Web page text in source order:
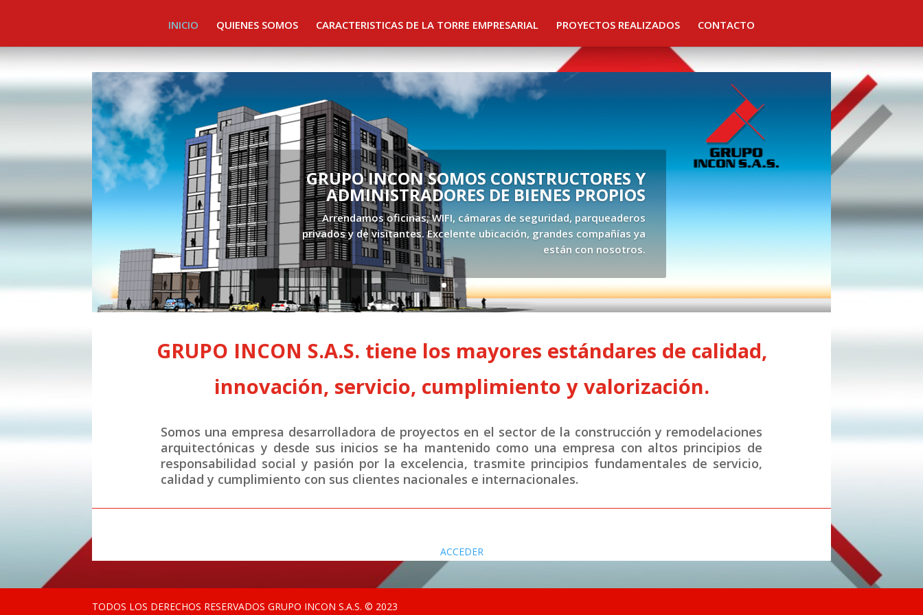
INICIO QUIENES SOMOS CARACTERISTICAS DE LA TORRE EMPRESARIAL PROYECTOS REALIZADOS CONTACTO
GRUPO INCON SOMOS CONSTRUCTORES Y
ADMINISTRADORES DE BIENES PROPIOS
Arrendamos oficinas; WIFI, cámaras de seguridad, parqueaderos
privados y de visitantes. Excelente ubicación, grandes compañías ya
están con nosotros.
GRUPO INCON S.A.S. tiene los mayores estándares de calidad,
innovación, servicio, cumplimiento y valorización.
Somos una empresa desarrolladora de proyectos en el sector de la construcción y remodelaciones
arquitectónicas y desde sus inicios se ha mantenido como una empresa con altos principios de
responsabilidad social y pasión por la excelencia, trasmite principios fundamentales de servicio,
calidad y cumplimiento con sus clientes nacionales e internacionales.
ACCEDER
TODOS LOS DERECHOS RESERVADOS GRUPO INCON S.A.S. © 2023